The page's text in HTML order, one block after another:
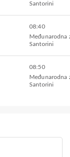
Santorini
08:40
Međunarodna
Santorini
08:50
Međunarodna
Santorini